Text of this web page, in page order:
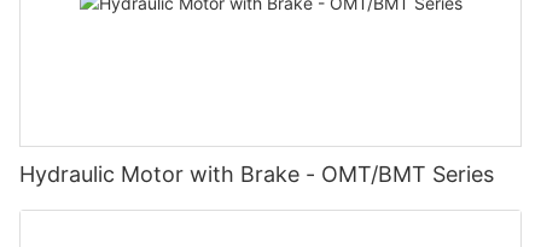
Hydraulic Motor with Brake - OMT/BMT Series